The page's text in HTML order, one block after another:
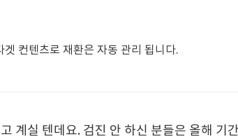
컨텐츠로 재환은 자동 관리 됩니다.
계실 텐데요. 검진 안 하신 분들은 올해 기